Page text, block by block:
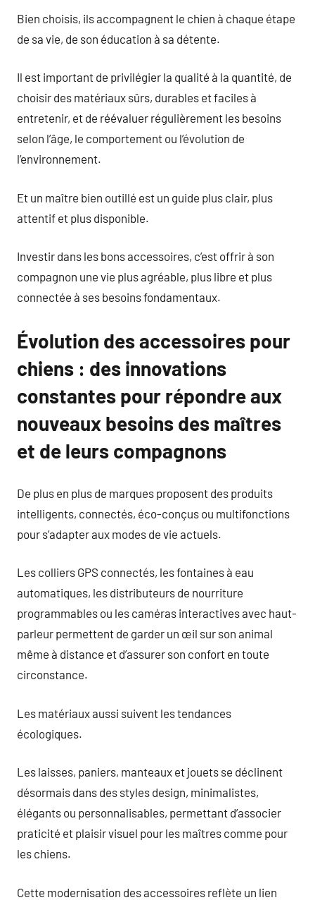
Bien choisis, ils accompagnent le chien à chaque étape
de sa vie, de son éducation à sa détente.
Il est important de privilégier la qualité à la quantité, de
choisir des matériaux sûrs, durables et faciles à
entretenir, et de réévaluer régulièrement les besoins
selon l’âge, le comportement ou l’évolution de
l’environnement.
Et un maître bien outillé est un guide plus clair, plus
attentif et plus disponible.
Investir dans les bons accessoires, c’est offrir à son
compagnon une vie plus agréable, plus libre et plus
connectée à ses besoins fondamentaux.
Évolution des accessoires pour
chiens : des innovations
constantes pour répondre aux
nouveaux besoins des maîtres
et de leurs compagnons
De plus en plus de marques proposent des produits
intelligents, connectés, éco-conçus ou multifonctions
pour s’adapter aux modes de vie actuels.
Les colliers GPS connectés, les fontaines à eau
automatiques, les distributeurs de nourriture
programmables ou les caméras interactives avec haut-
parleur permettent de garder un œil sur son animal
même à distance et d’assurer son confort en toute
circonstance.
Les matériaux aussi suivent les tendances
écologiques.
Les laisses, paniers, manteaux et jouets se déclinent
désormais dans des styles design, minimalistes,
élégants ou personnalisables, permettant d’associer
praticité et plaisir visuel pour les maîtres comme pour
les chiens.
Cette modernisation des accessoires reflète un lien